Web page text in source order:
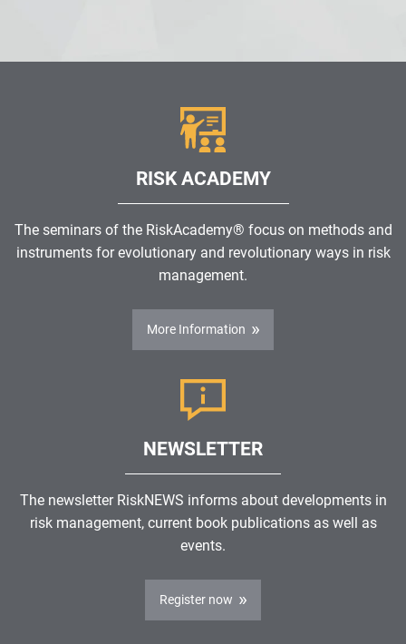
RISK ACADEMY
The seminars of the RiskAcademy® focus on methods and
instruments for evolutionary and revolutionary ways in risk
management.
More Information
NEWSLETTER
The newsletter RiskNEWS informs about developments in
risk management, current book publications as well as
events.
Register now